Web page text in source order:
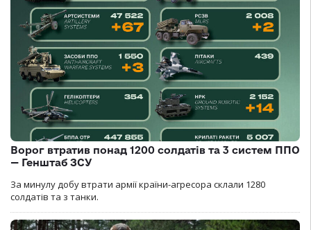
Ворог втратив понад 1200 солдатів та 3 систем ППО
— Генштаб ЗСУ
За минулу добу втрати армії країни-агресора склали 1280
солдатів та з танки.